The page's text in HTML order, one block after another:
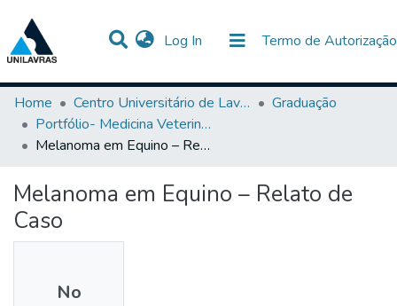
Log In (current) Termo de Autorização
Communities & Collections
Statistics
All of DSpace
Home
Centro Universitário de Lavras-UNILAVRAS
Graduação
Portfólio- Medicina Veterinária
Melanoma em Equino – Relato de Caso
Melanoma em Equino – Relato de
Caso
No